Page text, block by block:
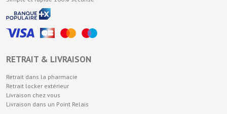
RETRAIT & LIVRAISON
Retrait dans la pharmacie
Retrait locker extérieur
Livraison chez vous
Livraison dans un Point Relais